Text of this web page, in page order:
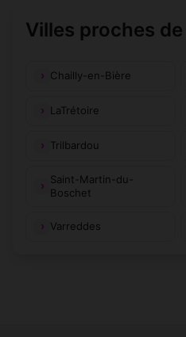
Villes proches
Chailly-en-Bière
LaTrétoire
Trilbardou
Saint-Martin-du-
Boschet
Varreddes